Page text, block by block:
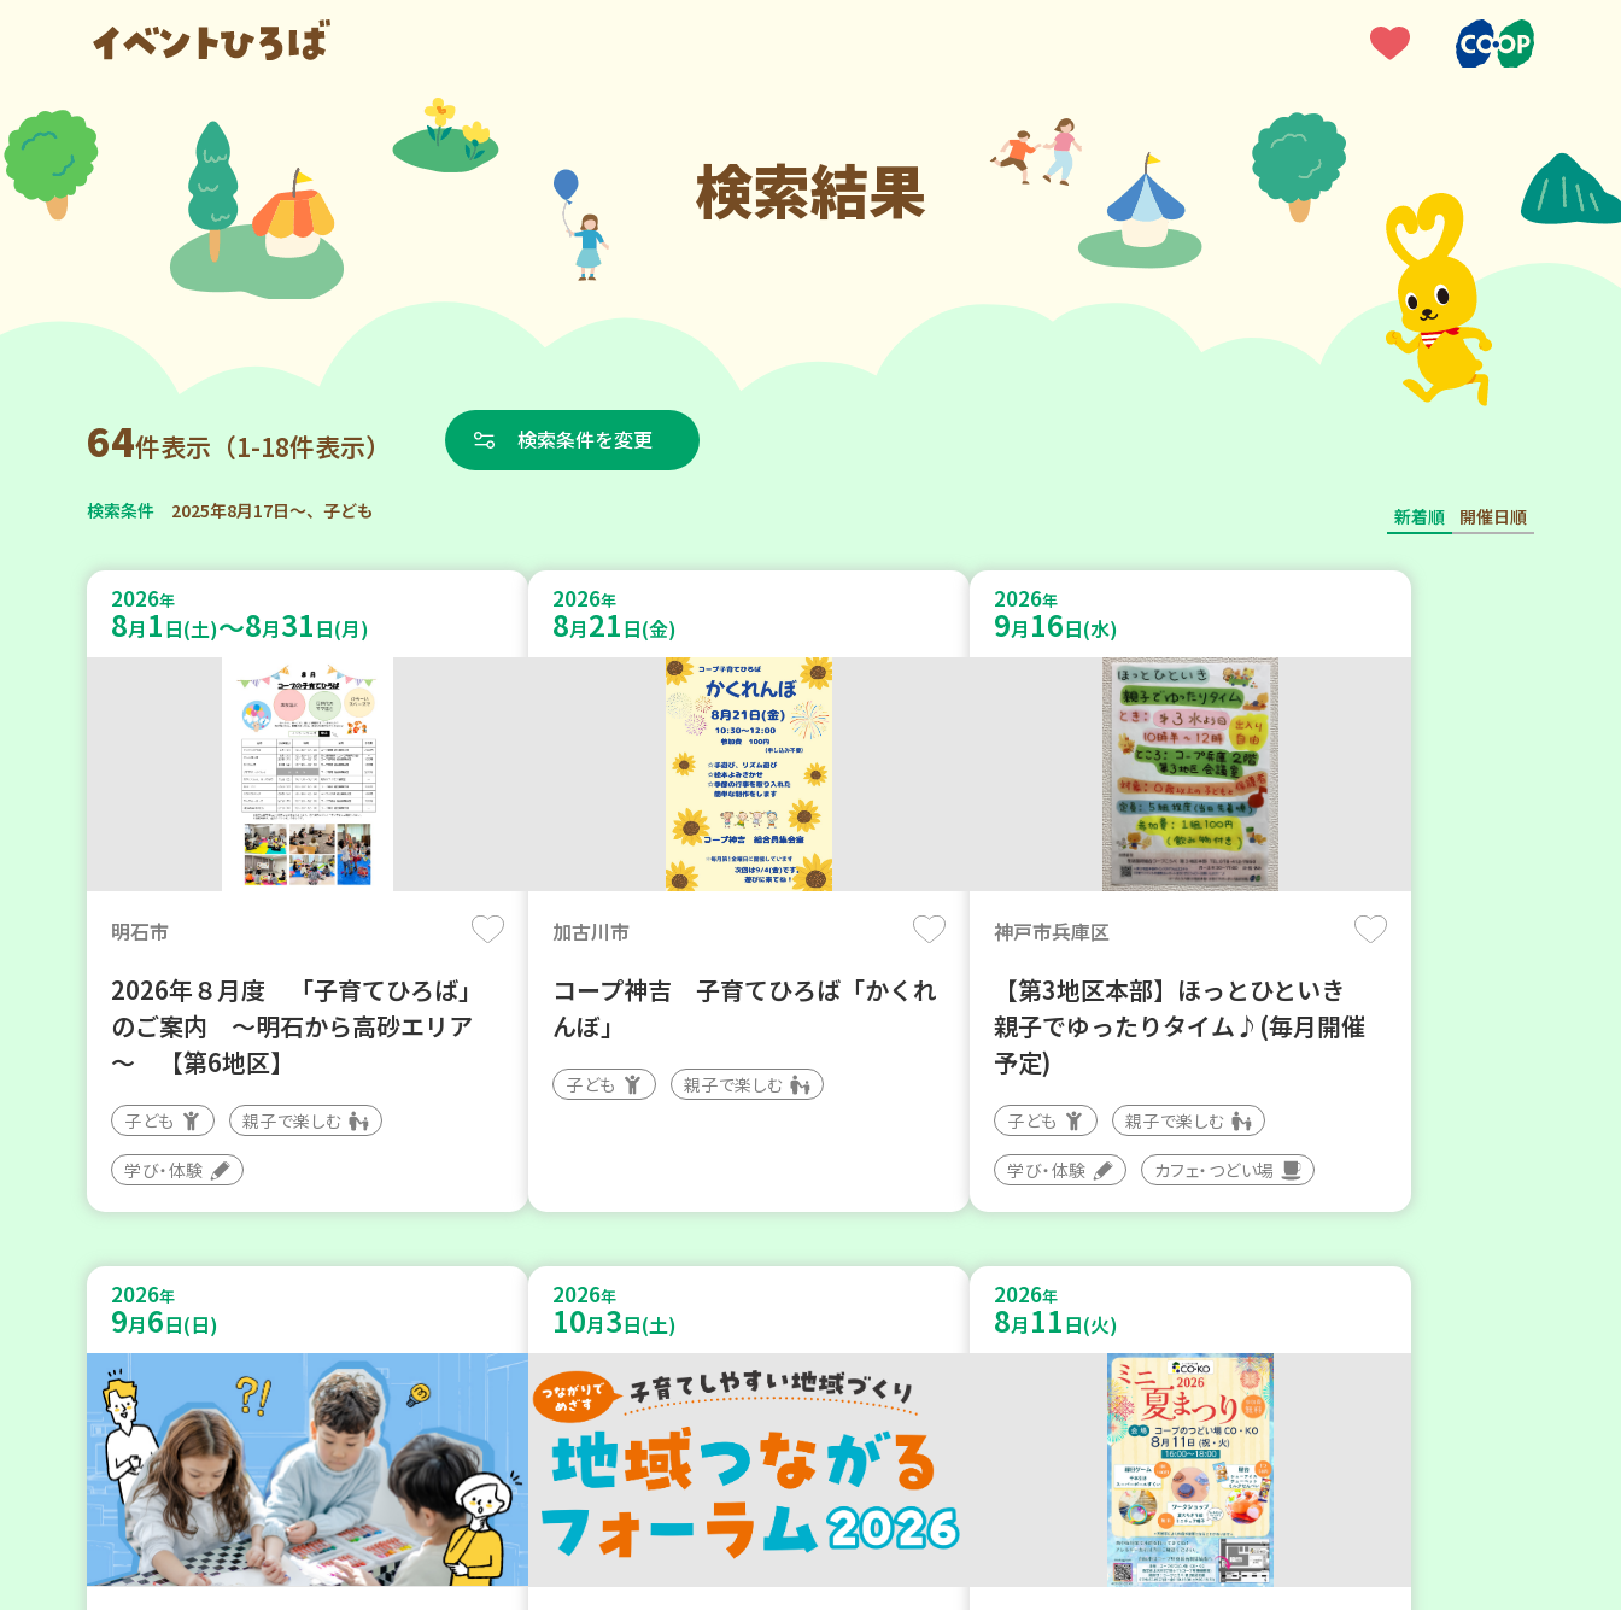
検索結果
64件表示（1-18件表示） 検索条件を変更
検索条件 2025年8月17日～、子ども 新着順 開催日順
2026年
8月 1日(土)～8月31日(月)
明石市
2026年８月度 「子育てひろば」
のご案内 ～明石から高砂エリア
～ 【第6地区】
子ども 親子で楽しむ
学び・体験
2026年
8月21日(金)
加古川市
コープ神吉 子育てひろば「かくれ
んぼ」
子ども 親子で楽しむ
2026年
9月 16日(水)
神戸市兵庫区
【第3地区本部】ほっとひといき
親子でゆったりタイム♪(毎月開催
予定)
子ども 親子で楽しむ
学び・体験 カフェ・つどい場
2026年
9月6日(日)
2026年
10月3日(土)
2026年
8月 11日(火)